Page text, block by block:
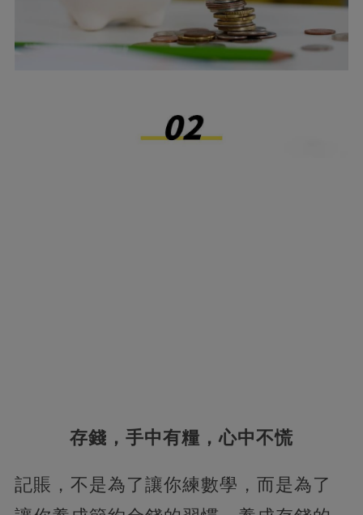
存錢，手中有糧，心中不慌
記賬，不是為了讓你練數學，而是為了